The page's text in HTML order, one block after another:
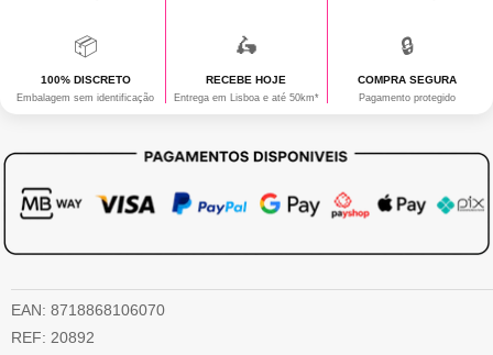
📦
100% DISCRETO
Embalagem sem identificação
🛵
RECEBE HOJE
Entrega em Lisboa e até 50km*
🔒
COMPRA SEGURA
Pagamento protegido
EAN: 8718868106070
REF: 20892